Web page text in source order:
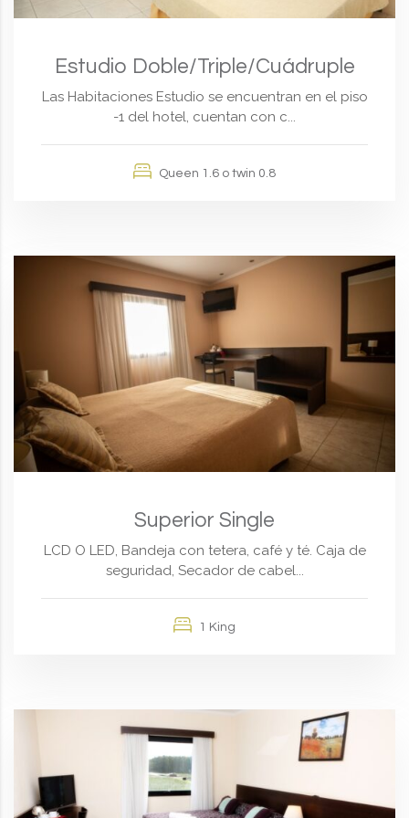
Estudio Doble/Triple/Cuádruple
Las Habitaciones Estudio se encuentran en el piso
-1 del hotel, cuentan con c...
Queen 1.6 o twin 0.8
Superior Single
LCD O LED, Bandeja con tetera, café y té. Caja de
seguridad, Secador de cabel...
1 King